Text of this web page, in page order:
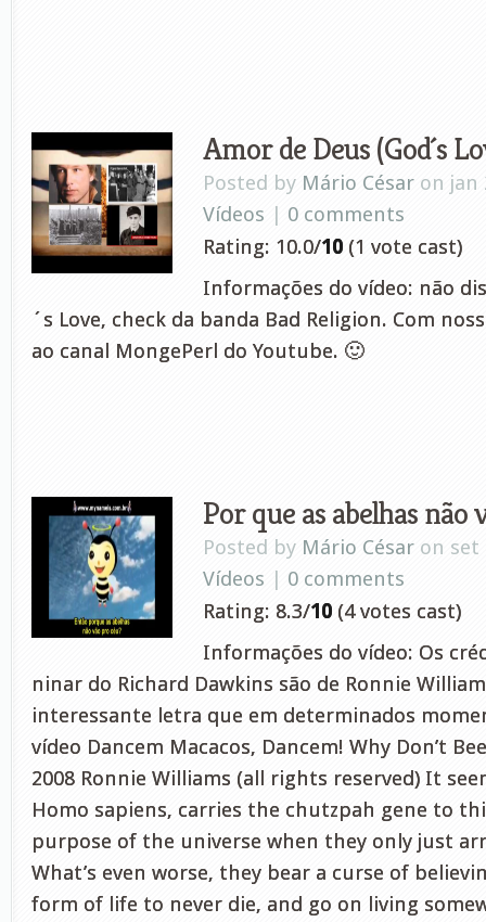
Amor de Deus (God´s
Posted by Mário César on jan
Vídeos | 0 comments
Rating: 10.0/10 (1 vote cast)
Informações do vídeo: não
´s Love, check da banda Bad Religion. Com
ao canal MongePerl do Youtube. 🙂
Por que as abelhas não
Posted by Mário César on set
Vídeos | 0 comments
Rating: 8.3/10 (4 votes cast)
Informações do vídeo: Os
ninar do Richard Dawkins são de Ronnie
interessante letra que em determinados
vídeo Dancem Macacos, Dancem! Why Don’t
2008 Ronnie Williams (all rights reserved) It
Homo sapiens, carries the chutzpah gene to
purpose of the universe when they only just
What’s even worse, they bear a curse of
form of life to never die, and go on living